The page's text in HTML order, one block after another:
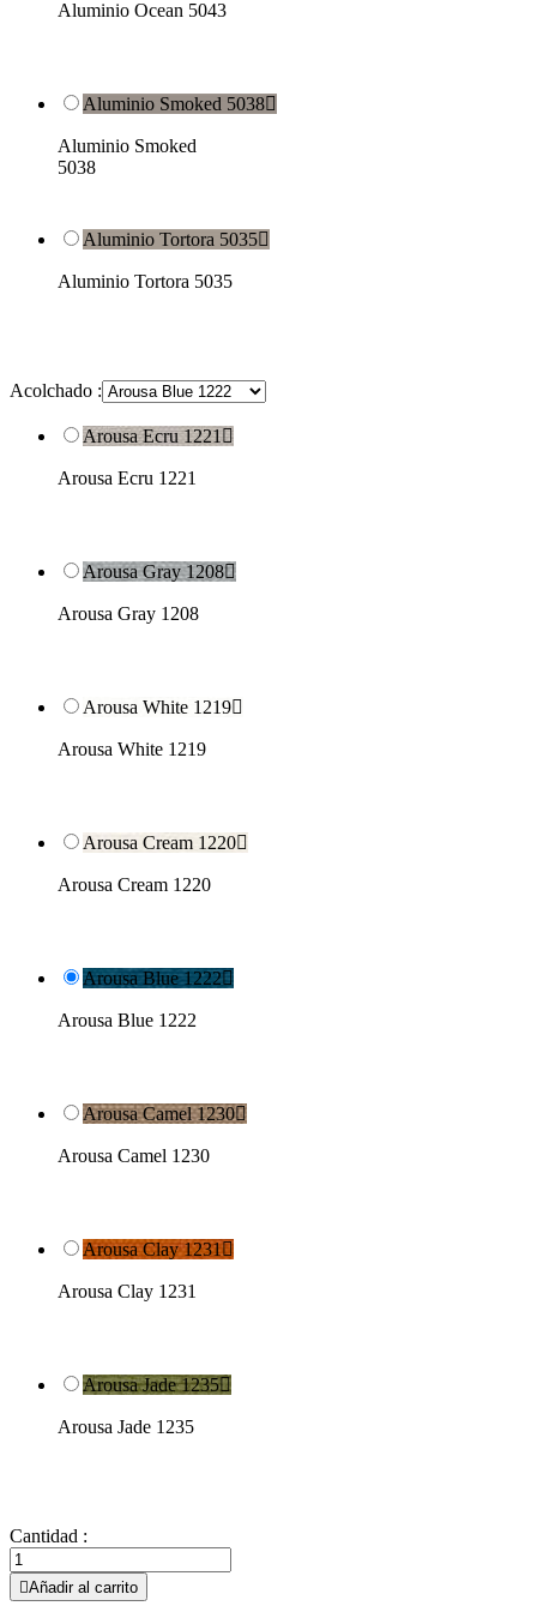
Aluminio Ocean 5043
Aluminio Smoked 5038
Aluminio Smoked
5038
Aluminio Tortora 5035
Aluminio Tortora 5035
Acolchado :
Arousa Ecru 1221
Arousa Ecru 1221
Arousa Gray 1208
Arousa Gray 1208
Arousa White 1219
Arousa White 1219
Arousa Cream 1220
Arousa Cream 1220
Arousa Blue 1222
Arousa Blue 1222
Arousa Camel 1230
Arousa Camel 1230
Arousa Clay 1231
Arousa Clay 1231
Arousa Jade 1235
Arousa Jade 1235
Cantidad :
Añadir al carrito